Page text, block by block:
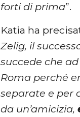
forti di prima”.
Katia ha
Zelig, il
succede che
Roma perché
separate e per
da un’amicizia,